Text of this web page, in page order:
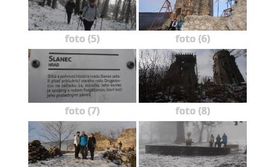
foto (5) foto (6)
foto (7) foto (8)